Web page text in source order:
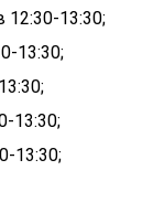
12:30-13:30;
13:30;
13:30;
13:30;